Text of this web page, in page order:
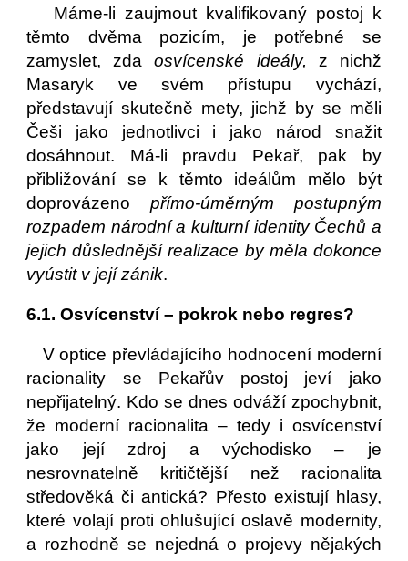
Máme-li zaujmout kvalifikovaný postoj k
těmto dvěma pozicím, je potřebné se
zamyslet, zdaosvícenské ideály, z nichž
Masaryk ve svém přístupu vychází,
představují skutečně mety, jichž by se měli
Češi jako jednotlivci i jako národ snažit
dosáhnout. Má-li pravdu Pekař, pak by
přibližování se k těmto ideálům mělo být
doprovázeno přímo-úměrným postupným
rozpadem národní a kulturní identity Čechů a
jejich důslednější realizace by měla dokonce
vyústit v její zánik.
6.1. Osvícenství – pokrok nebo regres?
V optice převládajícího hodnocení moderní
racionality se Pekařův postoj jeví jako
nepřijatelný. Kdo se dnes odváží zpochybnit,
že moderní racionalita – tedy i osvícenství
jako její zdroj a východisko – je
nesrovnatelně kritičtější než racionalita
středověká či antická? Přesto existují hlasy,
které volají proti ohlušující oslavě modernity,
a rozhodně se nejedná o projevy nějakých